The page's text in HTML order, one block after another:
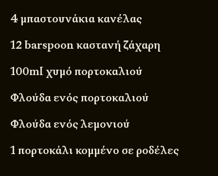
4 μπαστουνάκιακανέλας
12 barspoon καστανή ζάχαρη
100ml χυμό πορτοκαλιού
Φλούδα ενός πορτοκαλιού
Φλούδα ενός λεμονιού
1 πορτοκάλι κομμένο σε ροδέλες